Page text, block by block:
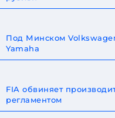
Под Минском
Yamaha
FIA обвиняет
регламентом